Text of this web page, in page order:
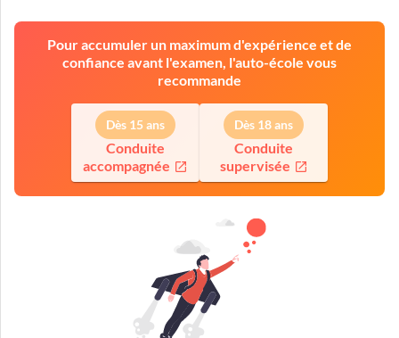
Pour accumuler un maximum d'expérience et de
confiance avant l'examen, l'auto-école vous
recommande
Dès 15 ans
Conduite
accompagnée
Dès 18 ans
Conduite
supervisée